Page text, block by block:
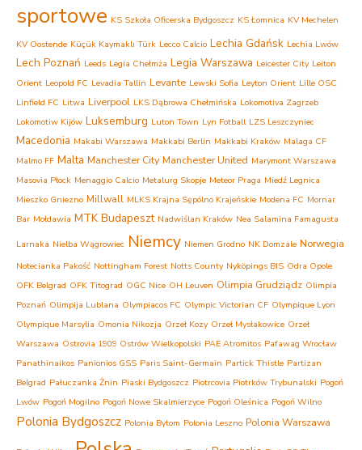
sportowe KS Szkoła Oficerska Bydgoszcz KS Łomnica KV Mechelen
KV Oostende Küçük Kaymaklı Türk Lecco Calcio Lechia Gdańsk Lechia Lwów
Lech Poznań Leeds Legia Chełmża Legia Warszawa Leicester City Leiton
Orient Leopold FC Levadia Tallin Levante Lewski Sofia Leyton Orient Lille OSC
Linfield FC Litwa Liverpool LKS Dąbrowa Chełmińska Lokomotiva Zagrzeb
Lokomotiw Kijów Luksemburg Luton Town Lyn Fotball LZS Leszczyniec
Macedonia Makabi Warszawa Makkabi Berlin Makkabi Kraków Malaga CF
Malmo FF Malta Manchester City Manchester United Marymont Warszawa
Masovia Płock Menaggio Calcio Metalurg Skopje Meteor Praga Miedź Legnica
Mieszko Gniezno Millwall MLKS Krajna Sępólno Krajeńskie Modena FC Mornar
Bar Mołdawia MTK Budapeszt Nadwiślan Kraków Nea Salamina Famagusta
Larnaka Nielba Wągrowiec Niemcy Niemen Grodno NK Domzale Norwegia
Notecianka Pakość Nottingham Forest Notts County Nyköpings BIS Odra Opole
OFK Belgrad OFK Titograd OGC Nice OH Leuven Olimpia Grudziądz Olimpia
Poznań Olimpija Lublana Olympiacos FC Olympic Victorian CF Olympique Lyon
Olympique Marsylia Omonia Nikozja Orzeł Kozy Orzeł Mysłakowice Orzeł
Warszawa Ostrovia 1909 Ostrów Wielkopolski PAE Atromitos Pafawag Wrocław
Panathinaikos Panionios GSS Paris Saint-Germain Partick Thistle Partizan
Belgrad Pałuczanka Żnin Piaski Bydgoszcz Piotrcovia Piotrków Trybunalski Pogoń
Lwów Pogoń Mogilno Pogoń Nowe Skalmierzyce Pogoń Oleśnica Pogoń Wilno
Polonia Bydgoszcz Polonia Bytom Polonia Leszno Polonia Warszawa